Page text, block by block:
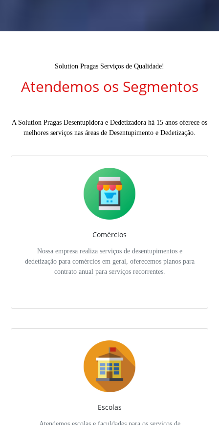
Solution Pragas Serviços de Qualidade!
Atendemos os Segmentos
A Solution Pragas Desentupidora e Dedetizadora há 15 anos oferece os
melhores serviços nas áreas de Desentupimento e Dedetização.
Comércios
Nossa empresa realiza serviços de desentupimentos e
dedetização para comércios em geral, oferecemos planos para
contrato anual para serviços recorrentes.
Escolas